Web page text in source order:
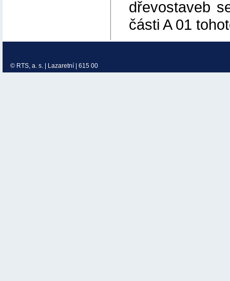
dřevostaveb
části A 01
© RTS, a. s. | Lazaretní | 615 00